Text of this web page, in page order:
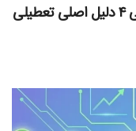
پایان تلخ پروژه‌های میلیون دلاری؛ بررسی ۴ دلیل اصلی تعطیلی